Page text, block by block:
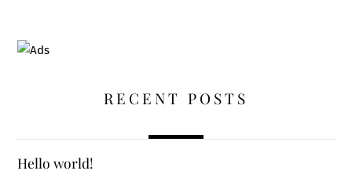
RECENT POSTS
Hello world!